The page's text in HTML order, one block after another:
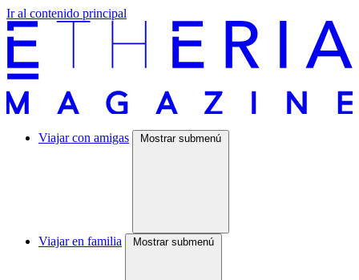
Ir al contenido principal
Viajar con amigas Mostrar submenú
Viajar en familia Mostrar submenú